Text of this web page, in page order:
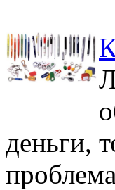
деньги,